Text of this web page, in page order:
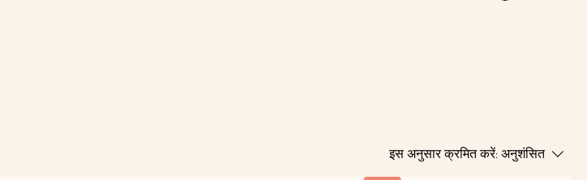
इस अनुसार क्रमित करें: अनुशंसित